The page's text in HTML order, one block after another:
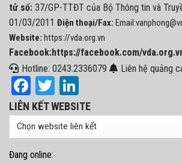
tử số: 37/GP-TTĐT của Bộ Thông tin và
01/03/2011 Điện thoại/Fax:
Website: https://vda.org.vn
Facebook:https://facebook.com/
Hotline: 0243.2336079
Liên hệ quảng
Facebook
Twitter
LIÊN KẾT WEBSITE
Đang online: